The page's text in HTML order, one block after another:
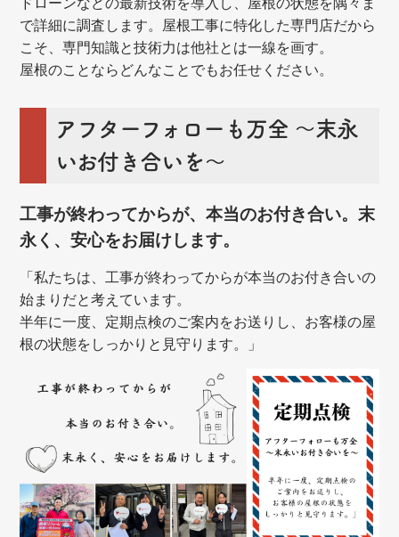
で詳細に調査します。屋根工事に特化した専門店だから
こそ、専門知識と技術力は他社とは一線を画す。
屋根のことならどんなことでもお任せください。
アフターフォローも万全 ～末永
いお付き合いを～
工事が終わってからが、本当のお付き合い。末
永く、安心をお届けします。
「私たちは、工事が終わってからが本当のお付き合いの
始まりだと考えています。
半年に一度、定期点検のご案内をお送りし、お客様の屋
根の状態をしっかりと見守ります。」